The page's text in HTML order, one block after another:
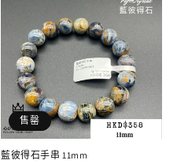
售罄
藍彼得石手串 11mm